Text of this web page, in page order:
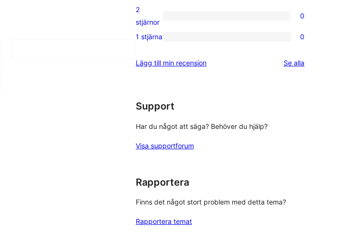
recensioner
3-
stjärniga
recensioner
0
2-
recensioner
2
stjärnor
0
stjärniga
1 stjärna 0
Lägg till min recension Se alla
Support
Har du något att säga? Behöver du hjälp?
Visa supportforum
Rapportera
Finns det något stort problem med detta tema?
Rapportera temat